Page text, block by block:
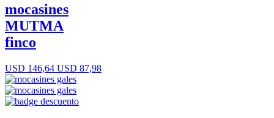
mocasines
MUTMA
finco
USD 146,64 USD 87,98